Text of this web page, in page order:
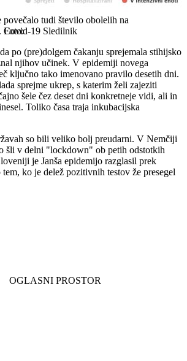
povečalo tudi število obolelih na
Covid-19 Sledilnik
po (pre)dolgem čakanju sprejemala stihijsko
njihov učinek. V epidemiji novega
ključno tako imenovano pravilo desetih dni.
sprejme ukrep, s katerim želi zajeziti
šele čez deset dni konkretneje vidi, ali in
Toliko časa traja inkubacijska
so bili veliko bolj preudarni. V Nemčiji
šli v delni "lockdown" ob petih odstotkih
je Janša epidemijo razglasil prek
ko je delež pozitivnih testov že presegel